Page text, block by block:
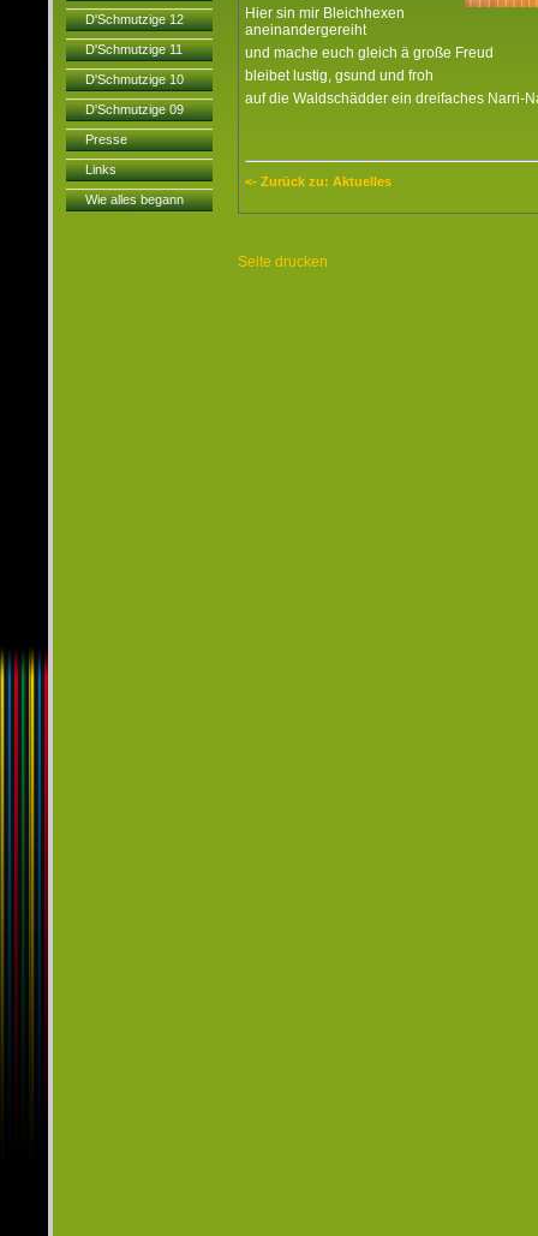
D'Schmutzige 12
D'Schmutzige 11
D'Schmutzige 10
D'Schmutzige 09
Presse
Links
Wie alles begann
Hier sin mir Bleichhexen
aneinandergereiht
und mache euch gleich ä große Freud
bleibet lustig, gsund und froh
auf die Waldschädder ein dreifaches Narri-
<- Zurück zu: Aktuelles
Seite drucken